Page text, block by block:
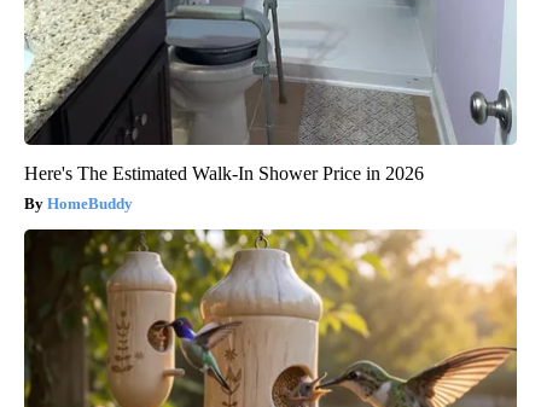
Here's The Estimated Walk-In Shower Price in 2026
HomeBuddy